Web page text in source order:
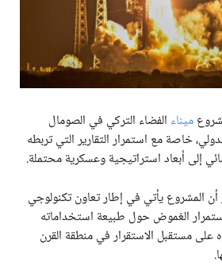
ميناء الفضاء التركي في الصومال
خاصة مع استمرار التقارير التي تربطه
إلى أبعاد استراتيجية وعسكرية محتملة.
المشروع يأتي في إطار تعاون تكنولوجي
الغموض حول طبيعة استخداماته
على مستقبل الاستقرار في منطقة القرن